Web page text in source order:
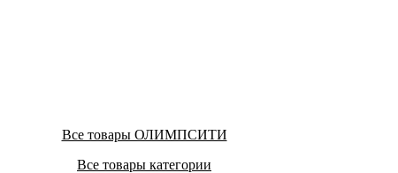
Все товары ОЛИМПСИТИ
Все товары категории